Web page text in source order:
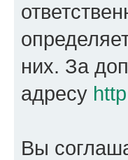
них. За
адресу
Вы